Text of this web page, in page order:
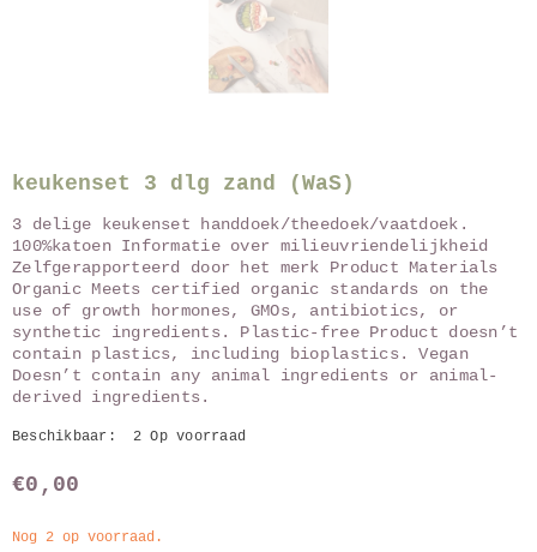
keukenset 3 dlg zand (WaS)
3 delige keukenset handdoek/theedoek/vaatdoek.
100%katoen Informatie over milieuvriendelijkheid
Zelfgerapporteerd door het merk Product Materials
Organic Meets certified organic standards on the
use of growth hormones, GMOs, antibiotics, or
synthetic ingredients. Plastic-free Product doesn’t
contain plastics, including bioplastics. Vegan
Doesn’t contain any animal ingredients or animal-
derived ingredients.
Beschikbaar: 2 Op voorraad
€0,00
Nog 2 op voorraad.